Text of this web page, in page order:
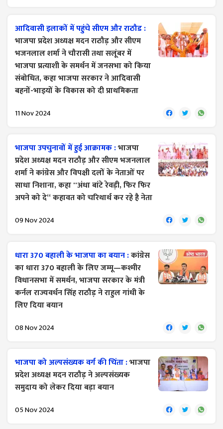
आदिवासी इलाकों में पहुंचे सीएम और राठौड :
भाजपा प्रदेश अध्यक्ष मदन राठौड़ और सीएम
भजनलाल शर्मा ने चौरासी तथा सलूंबर में
भाजपा प्रत्याशी के समर्थन में जनसभा को किया
संबोधित, कहा भाजपा सरकार ने आदिवासी
बहनों-भाइयों के विकास को दी प्राथमिकता
11 Nov 2024
भाजपा उपचुनावों में हुई आक्रामक :भाजपा
प्रदेश अध्यक्ष मदन राठौड़ और सीएम भजनलाल
शर्मा ने कांग्रेस और विपक्षी दलों के नेताओं पर
साधा निशाना, कहा ''अंधा बांटे रेवड़ी, फिर फिर
अपने को दे‘‘ कहावत को चरिथार्थ कर रहे है नेता
09 Nov 2024
धारा 370 बहाली के भाजपा का बयान :कांग्रेस
का धारा 370 बहाली के लिए जम्मू—कश्मीर
विधानसभा में समर्थन, भाजपा सरकार के मंत्री
कर्नल राज्यवर्धन सिंह राठौड़ ने राहुल गांधी के
लिए दिया बयान
08 Nov 2024
भाजपा को अल्पसंख्यक वर्ग की चिंता :भाजपा
प्रदेश अध्यक्ष मदन राठौड़ ने अल्पसंख्यक
समुदाय को लेकर दिया बड़ा बयान
05 Nov 2024